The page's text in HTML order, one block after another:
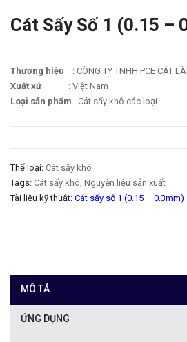
Cát Sấy Số 1 (0.15 –
Thương hiệu : CÔNG TY TNHH PCE CÁT
Xuất xứ : Việt Nam
Loại sản phẩm : Cát sấy khô các loại.
Thể loại: Cát sấy khô
Tags: Cát sấy khô, Nguyên liệu sản xuất
Tài liệu kỹ thuật: Cát sấy số 1 (0.15 – 0.3mm)
MÔ TẢ
ỨNG DỤNG